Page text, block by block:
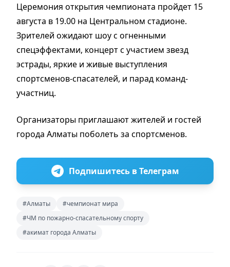
Церемония открытия чемпионата пройдет 15
августа в 19.00 на Центральном стадионе.
Зрителей ожидают шоу с огненными
спецэффектами, концерт с участием звезд
эстрады, яркие и живые выступления
спортсменов-спасателей, и парад команд-
участниц.
Организаторы приглашают жителей и гостей
города Алматы поболеть за спортсменов.
Подпишитесь в Телеграм
#Алматы
#чемпионат мира
#ЧМ по пожарно-спасательному спорту
#акимат города Алматы